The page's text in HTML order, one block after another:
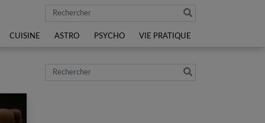
Rechercher
CUISINE ASTRO PSYCHO VIE PRATIQUE
Rechercher